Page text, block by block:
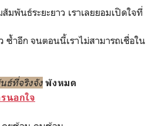
มพันธ์ระยะยาว เราเลยยอมเปิดใจที่
ซ้ำอีก จนตอนนี้เราไม่สามารถเชื่อใน
ธ์ที่จริงจัง พังหมด
นอกใจ